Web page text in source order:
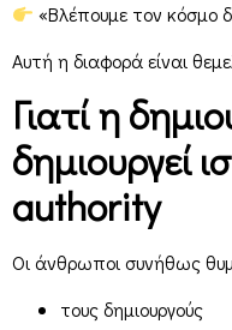
«Βλέπουμε τον κόσμο
Αυτή η διαφορά είναι
Γιατί η
δημιουργεί
authority
Οι άνθρωποι συνήθως
τους δημιουργούς